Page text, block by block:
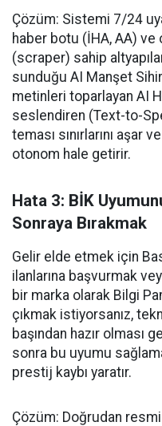
Çözüm: Sistemi 7/24
haber botu (İHA, AA) ve
(scraper) sahip
sunduğu AI Manşet
metinleri toparlayan AI
seslendiren (Text-to-
teması sınırlarını aşar
otonom hale getirir.
Hata 3: BİK
Sonraya Bırakmak
Gelir elde etmek için
ilanlarına başvurmak
bir marka olarak Bilgi
çıkmak istiyorsanız,
başından hazır olması
sonra bu uyumu
prestij kaybı yaratır.
Çözüm: Doğrudan